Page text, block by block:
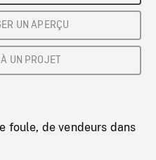
UN APERÇU
UN PROJET
foule, de vendeurs dans